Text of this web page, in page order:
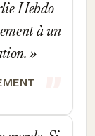
Hebdo
à un